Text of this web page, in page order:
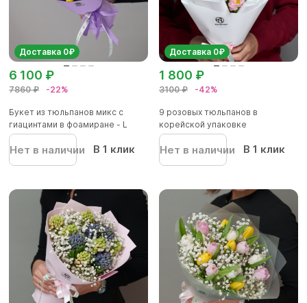
Доставка 0₽
7860 ₽ -22%
6 100 ₽
Букет из тюльпанов микс с
гиацинтами в фоамиране - L
Нет в наличии В 1 клик
Доставка 0₽
3100 ₽ -42%
1 800 ₽
9 розовых тюльпанов в
корейской упаковке
Нет в наличии В 1 клик